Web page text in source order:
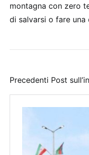
montagna con zero
di salvarsi o fare una
Precedenti Post